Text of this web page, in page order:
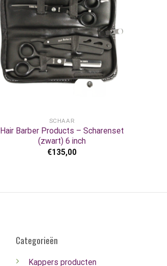
SCHAAR
Hair Barber Products – Scharenset
(zwart) 6 inch
€135,00
Categorieën
Kappers producten